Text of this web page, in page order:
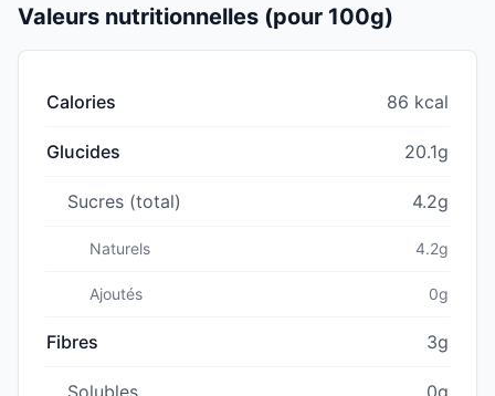
Valeurs nutritionnelles (pour 100g)
Calories 86 kcal
Glucides 20.1g
Sucres (total) 4.2g
Naturels 4.2g
Ajoutés 0g
Fibres 3g
Solubles 0g